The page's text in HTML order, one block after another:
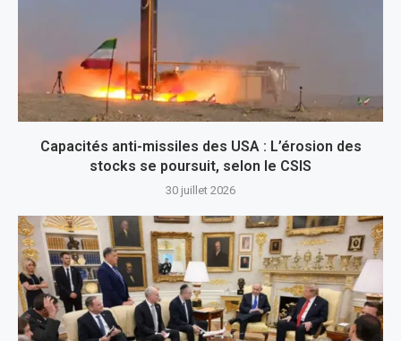
Capacités anti-missiles des USA : L’érosion des
stocks se poursuit, selon le CSIS
30 juillet 2026